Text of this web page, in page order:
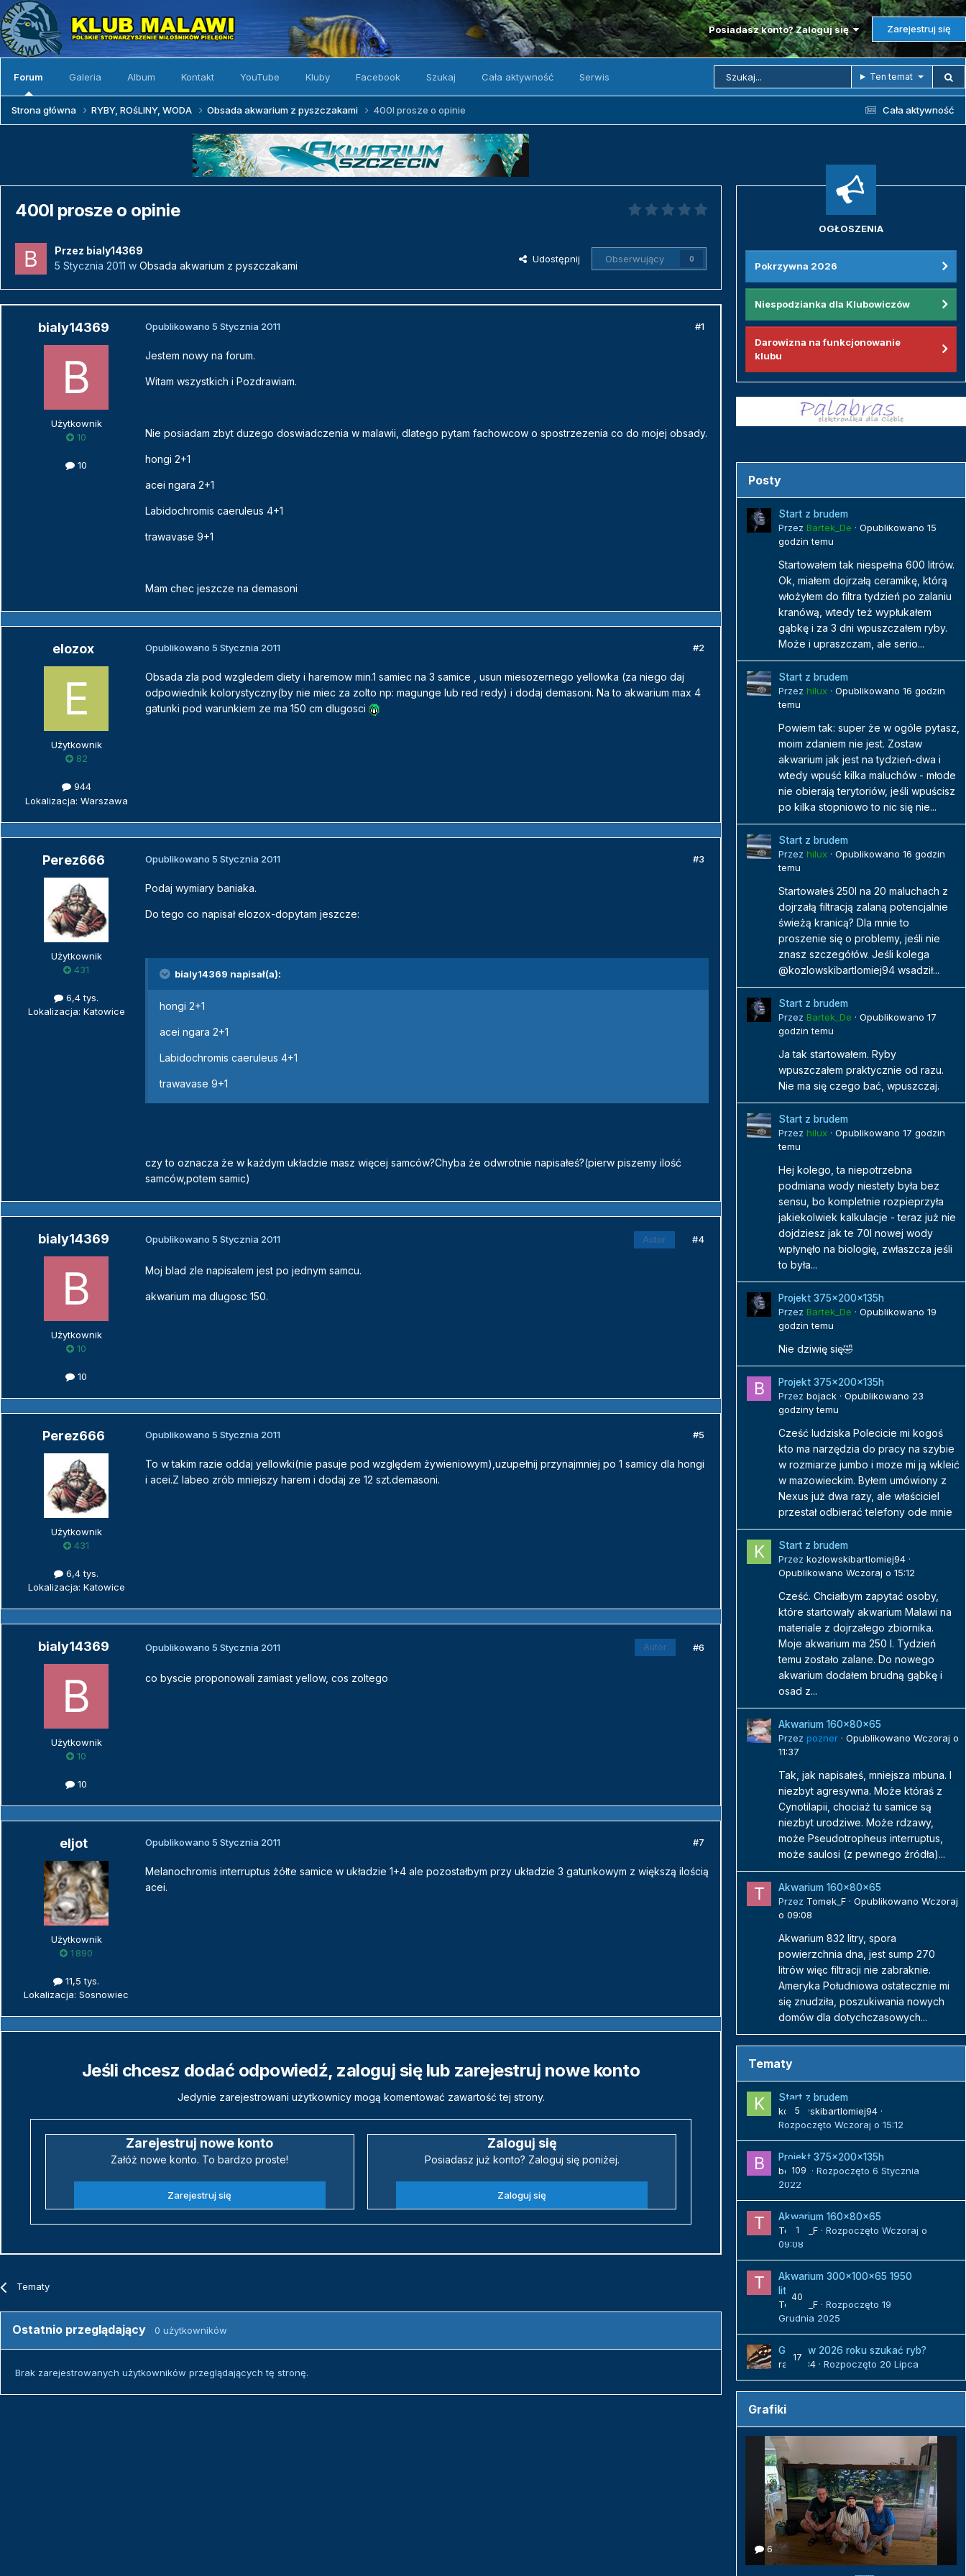
Posiadasz konto? Zaloguj się Zarejestruj się
Forum Galeria Album Kontakt YouTube Kluby Facebook Szukaj Cała aktywność Serwis Ten temat
Cała aktywność
Strona główna RYBY, ROśLINY, WODA Obsada akwarium z pyszczakami 400l prosze o opinie
400l prosze o opinie
Przez bialy14369
5 Stycznia 2011 w Obsada akwarium z pyszczakami
Udostępnij Obserwujący 0
bialy14369
Użytkownik
10
10
#1
Opublikowano 5 Stycznia 2011
Jestem nowy na forum.
Witam wszystkich i Pozdrawiam.
Nie posiadam zbyt duzego doswiadczenia w malawii, dlatego pytam fachowcow o spostrzezenia co do mojej obsady.
hongi 2+1
acei ngara 2+1
Labidochromis caeruleus 4+1
trawavase 9+1
Mam chec jeszcze na demasoni
elozox
Użytkownik
82
944
Lokalizacja: Warszawa
#2
Opublikowano 5 Stycznia 2011
Obsada zla pod wzgledem diety i haremow min.1 samiec na 3 samice , usun miesozernego yellowka (za niego daj
odpowiednik kolorystyczny(by nie miec za zolto np: magunge lub red redy) i dodaj demasoni. Na to akwarium max 4
gatunki pod warunkiem ze ma 150 cm dlugosci
Perez666
Użytkownik
431
6,4 tys.
Lokalizacja: Katowice
#3
Opublikowano 5 Stycznia 2011
Podaj wymiary baniaka.
Do tego co napisał elozox-dopytam jeszcze:
bialy14369 napisał(a):
hongi 2+1
acei ngara 2+1
Labidochromis caeruleus 4+1
trawavase 9+1
czy to oznacza że w każdym układzie masz więcej samców?Chyba że odwrotnie napisałeś?(pierw piszemy ilość
samców,potem samic)
bialy14369
Użytkownik
10
10
Autor #4
Opublikowano 5 Stycznia 2011
Moj blad zle napisalem jest po jednym samcu.
akwarium ma dlugosc 150.
Perez666
Użytkownik
431
6,4 tys.
Lokalizacja: Katowice
#5
Opublikowano 5 Stycznia 2011
To w takim razie oddaj yellowki(nie pasuje pod względem żywieniowym),uzupełnij przynajmniej po 1 samicy dla hongi
i acei.Z labeo zrób mniejszy harem i dodaj ze 12 szt.demasoni.
bialy14369
Użytkownik
10
10
Autor #6
Opublikowano 5 Stycznia 2011
co byscie proponowali zamiast yellow, cos zoltego
eljot
Użytkownik
1 890
11,5 tys.
Lokalizacja: Sosnowiec
#7
Opublikowano 5 Stycznia 2011
Melanochromis interruptus żółte samice w układzie 1+4 ale pozostałbym przy układzie 3 gatunkowym z większą ilością
acei.
Jeśli chcesz dodać odpowiedź, zaloguj się lub zarejestruj nowe konto
Jedynie zarejestrowani użytkownicy mogą komentować zawartość tej strony.
Zarejestruj nowe konto
Załóż nowe konto. To bardzo proste!
Zarejestruj się
Zaloguj się
Posiadasz już konto? Zaloguj się poniżej.
Zaloguj się
Tematy
Ostatnio przeglądający 0 użytkowników
Brak zarejestrowanych użytkowników przeglądających tę stronę.
OGŁOSZENIA
Pokrzywna 2026
Niespodzianka dla Klubowiczów
Darowizna na funkcjonowanie
klubu
Posty
Start z brudem
Przez Bartek_De · Opublikowano 15
godzin temu
Startowałem tak niespełna 600 litrów.
Ok, miałem dojrzałą ceramikę, którą
włożyłem do filtra tydzień po zalaniu
kranówą, wtedy też wypłukałem
gąbkę i za 3 dni wpuszczałem ryby.
Może i upraszczam, ale serio...
Start z brudem
Przez hilux · Opublikowano 16 godzin
temu
Powiem tak: super że w ogóle pytasz,
moim zdaniem nie jest. Zostaw
akwarium jak jest na tydzień-dwa i
wtedy wpuść kilka maluchów - młode
nie obierają terytoriów, jeśli wpuścisz
po kilka stopniowo to nic się nie...
Start z brudem
Przez hilux · Opublikowano 16 godzin
temu
Startowałeś 250l na 20 maluchach z
dojrzałą filtracją zalaną potencjalnie
świeżą kranicą? Dla mnie to
proszenie się o problemy, jeśli nie
znasz szczegółów. Jeśli kolega
@kozlowskibartlomiej94 wsadził...
Start z brudem
Przez Bartek_De · Opublikowano 17
godzin temu
Ja tak startowałem. Ryby
wpuszczałem praktycznie od razu.
Nie ma się czego bać, wpuszczaj.
Start z brudem
Przez hilux · Opublikowano 17 godzin
temu
Hej kolego, ta niepotrzebna
podmiana wody niestety była bez
sensu, bo kompletnie rozpieprzyła
jakiekolwiek kalkulacje - teraz już nie
dojdziesz jak te 70l nowej wody
wpłynęło na biologię, zwłaszcza jeśli
to była...
Projekt 375x200x135h
Przez Bartek_De · Opublikowano 19
godzin temu
Nie dziwię się🤣
Projekt 375x200x135h
Przez bojack · Opublikowano 23
godziny temu
Cześć ludziska Polecicie mi kogoś
kto ma narzędzia do pracy na szybie
w rozmiarze jumbo i moze mi ją wkleić
w mazowieckim. Byłem umówiony z
Nexus już dwa razy, ale właściciel
przestał odbierać telefony ode mnie
Start z brudem
Przez kozlowskibartlomiej94 ·
Opublikowano Wczoraj o 15:12
Cześć. Chciałbym zapytać osoby,
które startowały akwarium Malawi na
materiale z dojrzałego zbiornika.
Moje akwarium ma 250 l. Tydzień
temu zostało zalane. Do nowego
akwarium dodałem brudną gąbkę i
osad z...
Akwarium 160x80x65
Przez pozner · Opublikowano Wczoraj o
11:37
Tak, jak napisałeś, mniejsza mbuna. I
niezbyt agresywna. Może któraś z
Cynotilapii, chociaż tu samice są
niezbyt urodziwe. Może rdzawy,
może Pseudotropheus interruptus,
może saulosi (z pewnego źródła)...
Akwarium 160x80x65
Przez Tomek_F · Opublikowano Wczoraj
o 09:08
Akwarium 832 litry, spora
powierzchnia dna, jest sump 270
litrów więc filtracji nie zabraknie.
Ameryka Południowa ostatecznie mi
się znudziła, poszukiwania nowych
domów dla dotychczasowych...
Tematy
5
Start z brudem
kozlowskibartlomiej94 ·
Rozpoczęto Wczoraj o 15:12
109
Projekt 375x200x135h
bojack · Rozpoczęto 6 Stycznia
2022
1
Akwarium 160x80x65
Tomek_F · Rozpoczęto Wczoraj o
09:08
40
Akwarium 300x100x65 1950
litrów
Tomek_F · Rozpoczęto 19
Grudnia 2025
17
Gdzie w 2026 roku szukać ryb?
radek84 · Rozpoczęto 20 Lipca
Grafiki
6